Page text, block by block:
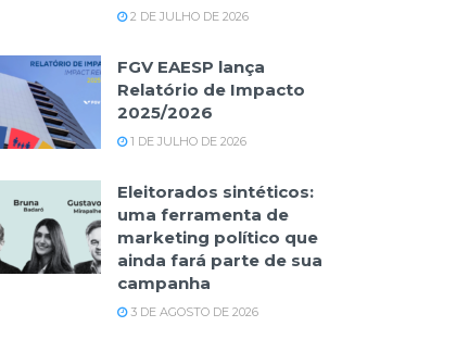
2 DE JULHO DE 2026
FGV EAESP lança
Relatório de Impacto
2025/2026
1 DE JULHO DE 2026
Eleitorados sintéticos:
uma ferramenta de
marketing político que
ainda fará parte de sua
campanha
3 DE AGOSTO DE 2026